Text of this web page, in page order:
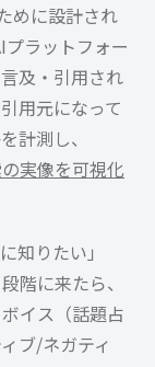
めに設計され
ラットフォー
及・引用され
用元になって
計測し、
実像を可視化
知りたい」
階に来たら、
イス（話題占
ブ/ネガティ